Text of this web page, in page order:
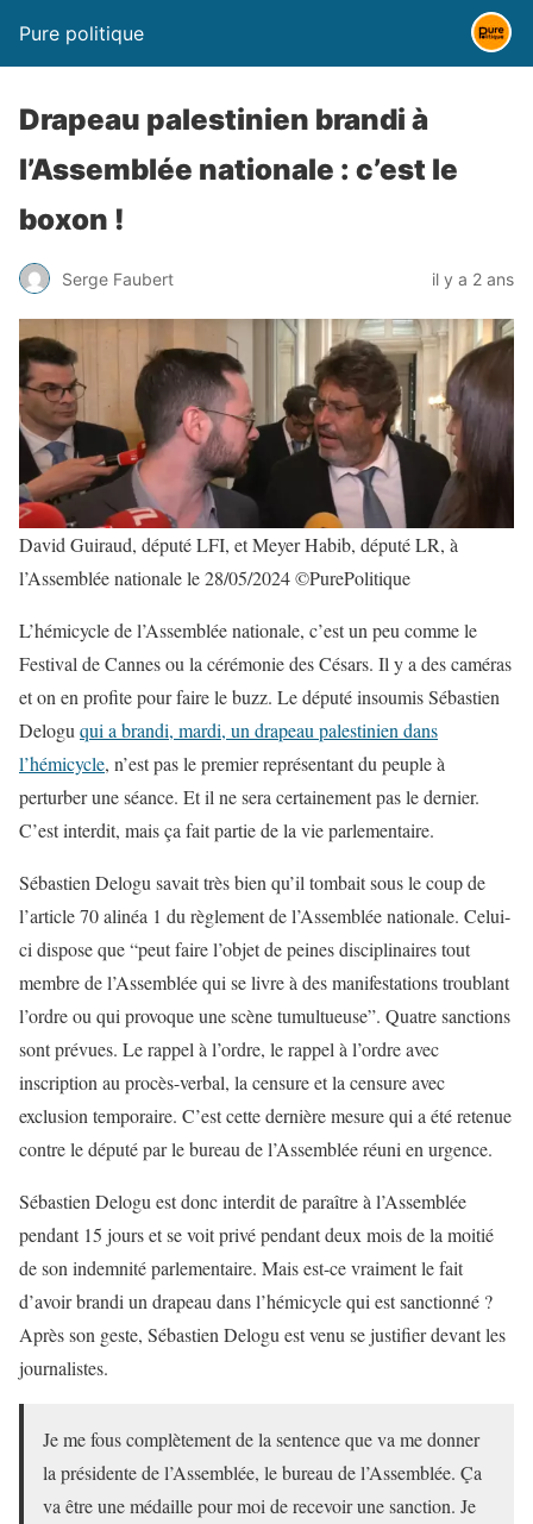
Pure politique
Drapeau palestinien brandi à
l’Assemblée nationale : c’est le
boxon !
Serge Faubert il y a 2 ans
David Guiraud, député LFI, et Meyer Habib, député LR, à
l’Assemblée nationale le 28/05/2024 ©PurePolitique
L’hémicycle de l’Assemblée nationale, c’est un peu comme le
Festival de Cannes ou la cérémonie des Césars. Il y a des caméras
et on en profite pour faire le buzz. Le député insoumis Sébastien
Delogu qui a brandi, mardi, un drapeau palestinien dans
l’hémicycle, n’est pas le premier représentant du peuple à
perturber une séance. Et il ne sera certainement pas le dernier.
C’est interdit, mais ça fait partie de la vie parlementaire.
Sébastien Delogu savait très bien qu’il tombait sous le coup de
l’article 70 alinéa 1 du règlement de l’Assemblée nationale. Celui-
ci dispose que “peut faire l’objet de peines disciplinaires tout
membre de l’Assemblée qui se livre à des manifestations troublant
l’ordre ou qui provoque une scène tumultueuse”. Quatre sanctions
sont prévues. Le rappel à l’ordre, le rappel à l’ordre avec
inscription au procès-verbal, la censure et la censure avec
exclusion temporaire. C’est cette dernière mesure qui a été retenue
contre le député par le bureau de l’Assemblée réuni en urgence.
Sébastien Delogu est donc interdit de paraître à l’Assemblée
pendant 15 jours et se voit privé pendant deux mois de la moitié
de son indemnité parlementaire. Mais est-ce vraiment le fait
d’avoir brandi un drapeau dans l’hémicycle qui est sanctionné ?
Après son geste, Sébastien Delogu est venu se justifier devant les
journalistes.
Je me fous complètement de la sentence que va me donner
la présidente de l’Assemblée, le bureau de l’Assemblée. Ça
va être une médaille pour moi de recevoir une sanction. Je